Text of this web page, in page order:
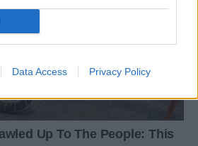
Data Access Privacy Policy